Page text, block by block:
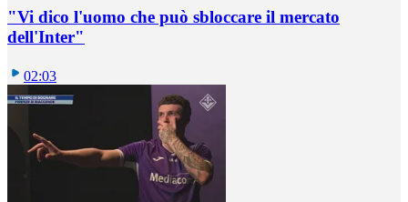
"Vi dico l'uomo che può sbloccare il mercato
dell'Inter"
02:03